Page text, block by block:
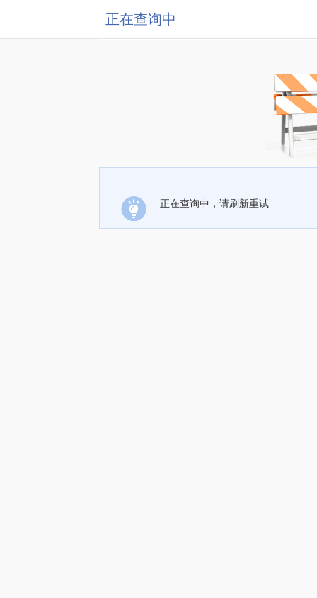
正在查询中
正在查询中，请刷新重试